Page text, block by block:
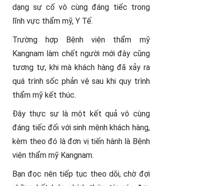
dạng sự cố vô cùng đáng tiếc trong
lĩnh vực thẩm mỹ, Y Tế.
Trường hợp Bệnh viện thẩm mỹ
Kangnam làm chết người mới đây cũng
tương tự, khi mà khách hàng đã xảy ra
quá trình sốc phản vệ sau khi quy trình
thẩm mỹ kết thúc.
Đây thực sự là một kết quả vô cùng
đáng tiếc đối với sinh mệnh khách hàng,
kèm theo đó là đơn vị tiến hành là Bệnh
viện thẩm mỹ Kangnam.
Bạn đọc nên tiếp tục theo dõi, chờ đợi